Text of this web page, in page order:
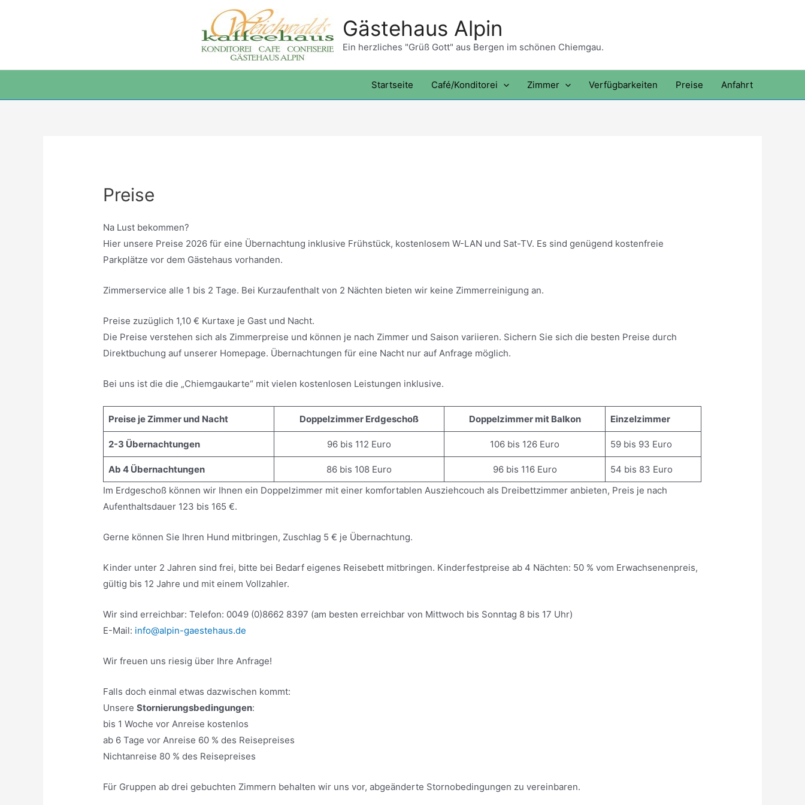
Gästehaus Alpin
Ein herzliches "Grüß Gott" aus Bergen im schönen Chiemgau.
Startseite Café/Konditorei Zimmer Verfügbarkeiten Preise Anfahrt
Preise
Na Lust bekommen?
Hier unsere Preise 2026 für eine Übernachtung inklusive Frühstück, kostenlosem W-LAN und Sat-TV. Es sind genügend kostenfreie
Parkplätze vor dem Gästehaus vorhanden.
Zimmerservice alle 1 bis 2 Tage. Bei Kurzaufenthalt von 2 Nächten bieten wir keine Zimmerreinigung an.
Preise zuzüglich 1,10 € Kurtaxe je Gast und Nacht.
Die Preise verstehen sich als Zimmerpreise und können je nach Zimmer und Saison variieren. Sichern Sie sich die besten Preise durch
Direktbuchung auf unserer Homepage. Übernachtungen für eine Nacht nur auf Anfrage möglich.
Bei uns ist die die „Chiemgaukarte“ mit vielen kostenlosen Leistungen inklusive.
Preise je Zimmer und Nacht Doppelzimmer Erdgeschoß Doppelzimmer mit Balkon Einzelzimmer
2-3 Übernachtungen 96 bis 112 Euro 106 bis 126 Euro 59 bis 93 Euro
Ab 4 Übernachtungen 86 bis 108 Euro 96 bis 116 Euro
54 bis 83 Euro
Im Erdgeschoß können wir Ihnen ein Doppelzimmer mit einer komfortablen Ausziehcouch als Dreibettzimmer anbieten, Preis je nach
Aufenthaltsdauer 123 bis 165 €.
Gerne können Sie Ihren Hund mitbringen, Zuschlag 5 € je Übernachtung.
Kinder unter 2 Jahren sind frei, bitte bei Bedarf eigenes Reisebett mitbringen. Kinderfestpreise ab 4 Nächten: 50 % vom Erwachsenenpreis,
gültig bis 12 Jahre und mit einem Vollzahler.
Wir sind erreichbar: Telefon: 0049 (0)8662 8397 (am besten erreichbar von Mittwoch bis Sonntag 8 bis 17 Uhr)
E-Mail: info@alpin-gaestehaus.de
Wir freuen uns riesig über Ihre Anfrage!
Falls doch einmal etwas dazwischen kommt:
UnsereStornierungsbedingungen:
bis 1 Woche vor Anreise kostenlos
ab 6 Tage vor Anreise 60 % des Reisepreises
Nichtanreise 80 % des Reisepreises
Für Gruppen ab drei gebuchten Zimmern behalten wir uns vor, abgeänderte Stornobedingungen zu vereinbaren.